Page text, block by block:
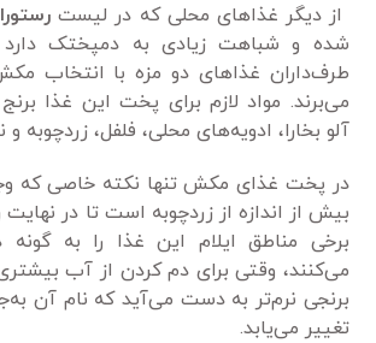
از دیگر غذاهای محلی که در لیست
شده و شباهت زیادی به دمپختک
طرف‌داران غذاهای دو مزه با انتخاب
می‌برند. مواد لازم برای پخت این غذا
آلو بخارا، ادویه‌های محلی، فلفل،
در پخت غذای مکش تنها نکته خاصی که
بیش از اندازه از زردچوبه است تا در
برخی مناطق ایلام این غذا را به
می‌کنند، وقتی برای دم کردن از آب
برنجی نرم‌تر به دست می‌آید که نام آن
تغییر می‌یابد.